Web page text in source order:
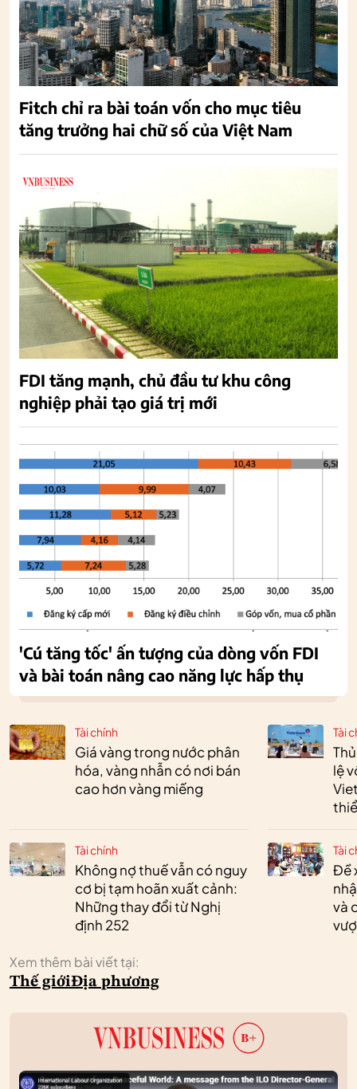
Tài chính
Giá vàng trong nước phân
hóa, vàng nhẫn có nơi bán
cao hơn vàng miếng
Tài chính
Không nợ thuế vẫn có nguy
cơ bị tạm hoãn xuất cảnh:
Những thay đổi từ Nghị
định 252
Tài
lệ
Tài
Đề
và
Xem thêm bài viết tại:
Thế giớiĐịa phương
Fitch chỉ ra bài toán vốn cho mục tiêu
tăng trưởng hai chữ số của Việt Nam
FDI tăng mạnh, chủ đầu tư khu công
nghiệp phải tạo giá trị mới
'Cú tăng tốc' ấn tượng của dòng vốn FDI
và bài toán nâng cao năng lực hấp thụ